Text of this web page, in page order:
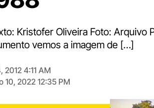
Kristofer Oliveira Foto: Arquivo
vemos a imagem de […]
2012 4:11 AM
10, 2022 12:35 PM
Digite